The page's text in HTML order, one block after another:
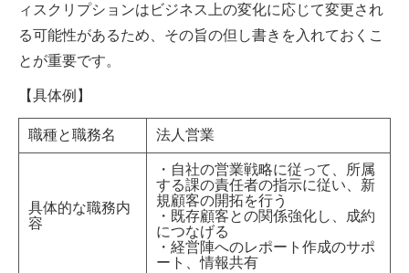
ィスクリプションはビジネス上の変化に応じて変更され
る可能性があるため、その旨の但し書きを入れておくこ
とが重要です。
【具体例】
職種と職務名 法人営業
具体的な職務内
容
・自社の営業戦略に従って、所属
する課の責任者の指示に従い、新
規顧客の開拓を行う
・既存顧客との関係強化し、成約
につなげる
・経営陣へのレポート作成のサポ
ート、情報共有